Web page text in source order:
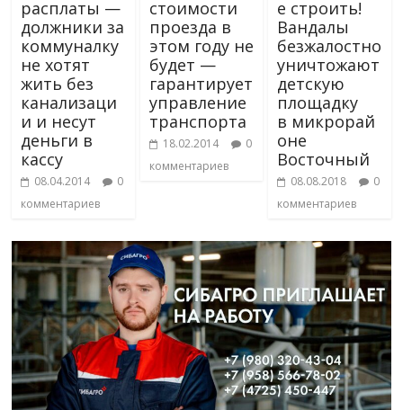
расплаты —
должники за
коммуналку
не хотят
жить без
канализаци
и и несут
деньги в
кассу
08.04.2014
0
комментариев
стоимости
проезда в
этом году не
будет —
гарантирует
управление
транспорта
18.02.2014
0
комментариев
е строить!
Вандалы
безжалостно
уничтожают
детскую
площадку
в микрорай
оне
Восточный
08.08.2018
0
комментариев